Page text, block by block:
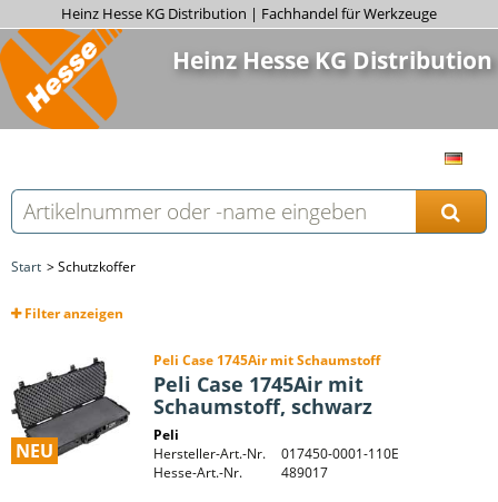
Heinz Hesse KG Distribution | Fachhandel für Werkzeuge
Heinz Hesse KG Distribution
Start Schutzkoffer
Filteranzeigen
NEU
Peli Case 1745Air mit Schaumstoff
Peli Case 1745Air mit
Schaumstoff, schwarz
Peli
Hersteller-Art.-Nr.
017450-0001-110E
Hesse-Art.-Nr.
489017